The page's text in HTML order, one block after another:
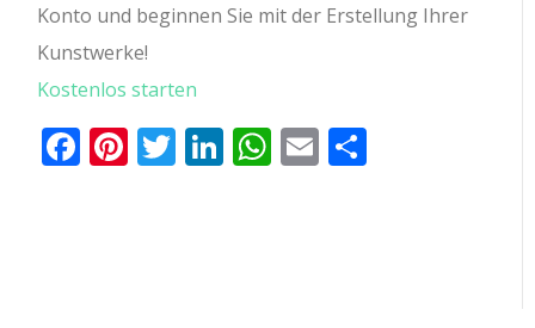
Konto und beginnen Sie mit der Erstellung Ihrer
Kunstwerke!
Kostenlos starten
Facebook
Pinterest
Twitter
LinkedIn
WhatsApp
Email